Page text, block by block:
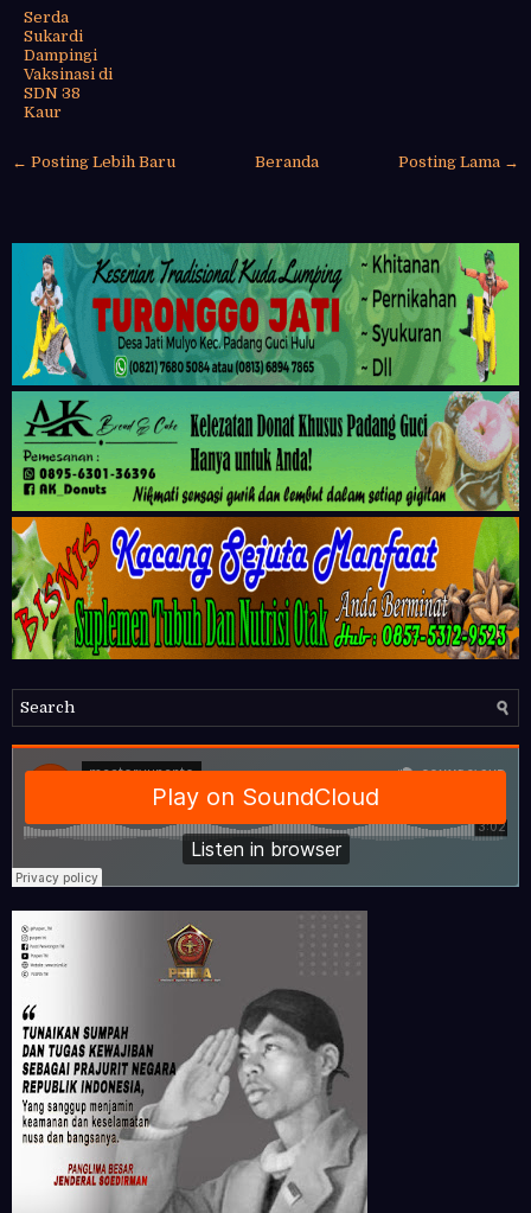
Serda
Sukardi
Dampingi
Vaksinasi di
SDN 38
Kaur
← Posting Lebih Baru Posting Lama →
Beranda